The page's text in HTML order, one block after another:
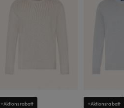
+Aktionsrabatt +Aktionsrabatt